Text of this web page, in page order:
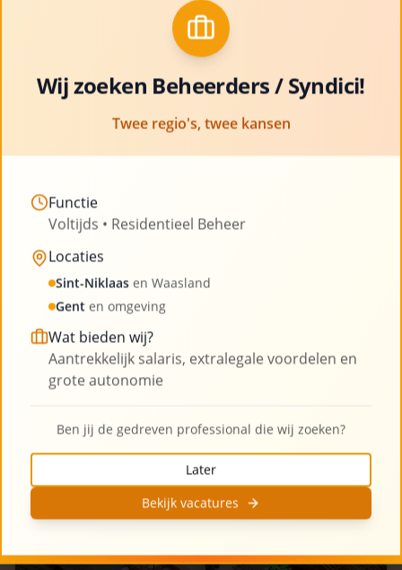
met ruimte voor professionele groei en
ontwikkeling
Bekijk vacatures
Lees onze laatste artikelen en blijf op de hoogte
van nieuws uit de sector
Wij zoeken Beheerders / Syndici!
Twee regio's, twee kansen
Functie
Voltijds • Residentieel Beheer
Locaties
Sint-Niklaas en Waasland
Gent en omgeving
Wat bieden wij?
Aantrekkelijk salaris, extralegale voordelen en
grote autonomie
Ben jij de gedreven professional die wij zoeken?
Later
Bekijk vacatures